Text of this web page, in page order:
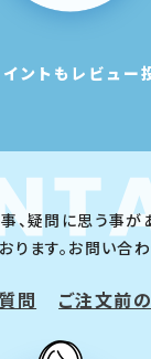
ントも レビュー
、疑問に思う事が
ります。お問い合
問 ご注文前